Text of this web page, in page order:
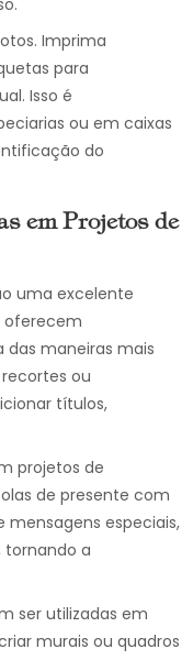
Imprima
para
Isso é
ou em caixas
do
em Projetos de
uma excelente
oferecem
das maneiras mais
ou
títulos,
projetos de
de presente com
mensagens especiais,
tornando a
ser utilizadas em
murais ou quadros